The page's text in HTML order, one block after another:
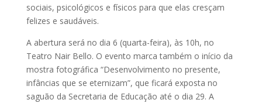
sociais, psicológicos e físicos para que elas cresçam
felizes e saudáveis.
A abertura será no dia 6 (quarta-feira), às 10h, no
Teatro Nair Bello. O evento marca também o início da
mostra fotográfica “Desenvolvimento no presente,
infâncias que se eternizam”, que ficará exposta no
saguão da Secretaria de Educação até o dia 29. A